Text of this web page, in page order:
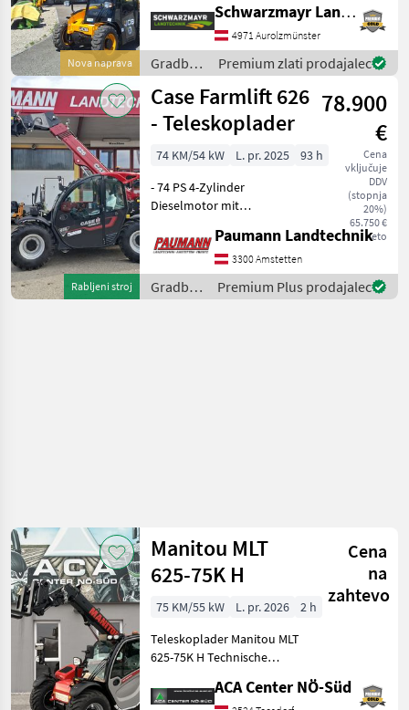
Nova naprava
dviga: 4.000 mm Motor:
Perkins 403J-11 Navor pri
1.400 obr./min: 66, 9 NM
Cilindri: 3 c
Schwarzmayr Landtechnik GmbH - Aurolzmünster
4971 Aurolzmünster
Gradbeni
stroji /
JCB
Premium zlati prodajalec
Rabljeni stroj
Case Farmlift 626
- Teleskoplader
78.900
€
Cena
vključuje
DDV
(stopnja
20%)
65.750 €
neto
74 KM/54 kW L. pr. 2025
93 h
- 74 PS 4-Zylinder
Dieselmotor mit
Ladeluftkühler - 80 l/min
Hydraulikpumpe -
Hydrostatantrieb mit 30
km/h
Paumann Landtechnik
3300 Amstetten
Gradbeni
stroji /
Premium Plus prodajalec
Manitou MLT
625-75K H
Cena
na
zahtevo
75 KM/55 kW L. pr. 2026
2 h
Teleskoplader Manitou MLT
625-75K H Technische
90m - Max. Hubkraft: 2500kg
ACA Center NÖ-Süd